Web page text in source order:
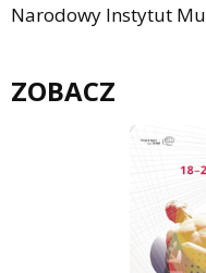
Narodowy Instytut
ZOBACZ